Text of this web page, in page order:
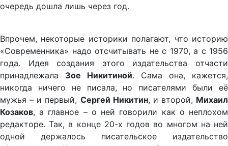
очередь дошла лишь через год.
Впрочем, некоторые историки полагают, что историю
«Современника» надо отсчитывать не с 1970, а с 1956
года. Идея создания этого издательства отчасти
принадлежала Зое Никитиной. Сама она, кажется,
никогда ничего не писала, но писателями были её
мужья – и первый, Сергей Никитин, и второй, Михаил
Козаков, а главное – о ней говорили как о неплохом
редакторе. Так, в конце 20-х годов во многом на ней
одной держалось писательское издательство